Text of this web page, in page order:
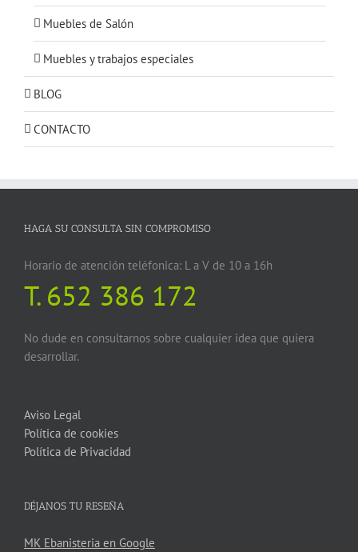
Muebles de Salón
Muebles y trabajos especiales
BLOG
CONTACTO
HAGA SU CONSULTA SIN COMPROMISO
Horario de atención teléfonica: L a V de 10 a 16h
T.652 386 172
No dude en consultarnos sobre cualquier idea que quiera
desarrollar.
Aviso Legal
Política de cookies
Política de Privacidad
DÉJANOS TU RESEÑA
MK Ebanisteria en Google